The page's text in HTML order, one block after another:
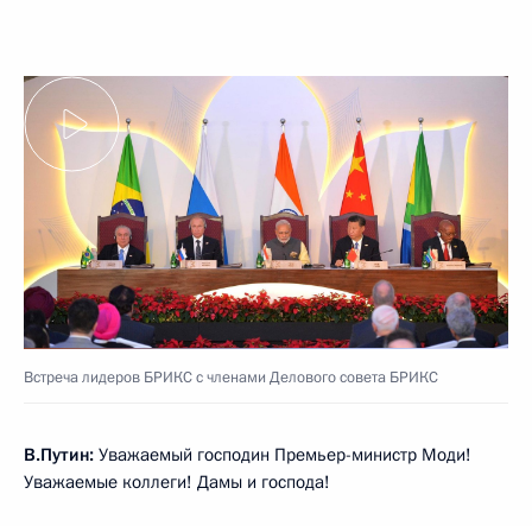
Встреча лидеров БРИКС с членами Делового совета БРИКС
В.Путин: Уважаемый господин Премьер-министр Моди!
Уважаемые коллеги! Дамы и господа!